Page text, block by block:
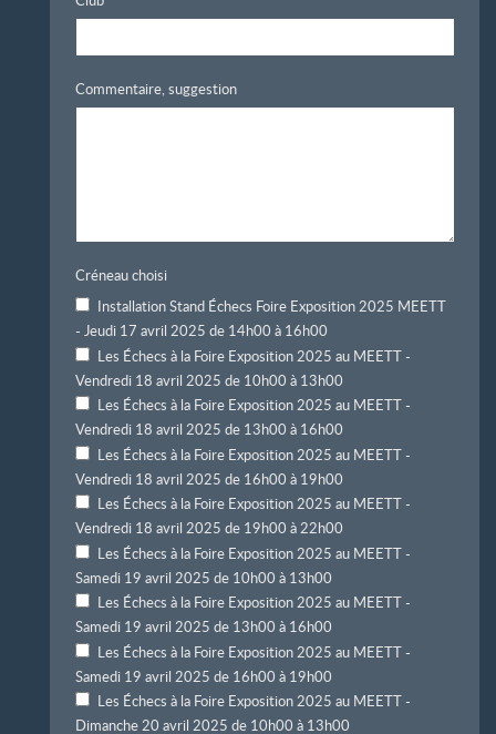
Commentaire, suggestion
Créneau choisi
Installation Stand Échecs Foire Exposition 2025 MEETT
- Jeudi 17 avril 2025 de 14h00 à 16h00
Les Échecs à la Foire Exposition 2025 au MEETT -
Vendredi 18 avril 2025 de 10h00 à 13h00
Les Échecs à la Foire Exposition 2025 au MEETT -
Vendredi 18 avril 2025 de 13h00 à 16h00
Les Échecs à la Foire Exposition 2025 au MEETT -
Vendredi 18 avril 2025 de 16h00 à 19h00
Les Échecs à la Foire Exposition 2025 au MEETT -
Vendredi 18 avril 2025 de 19h00 à 22h00
Les Échecs à la Foire Exposition 2025 au MEETT -
Samedi 19 avril 2025 de 10h00 à 13h00
Les Échecs à la Foire Exposition 2025 au MEETT -
Samedi 19 avril 2025 de 13h00 à 16h00
Les Échecs à la Foire Exposition 2025 au MEETT -
Samedi 19 avril 2025 de 16h00 à 19h00
Les Échecs à la Foire Exposition 2025 au MEETT -
Dimanche 20 avril 2025 de 10h00 à 13h00